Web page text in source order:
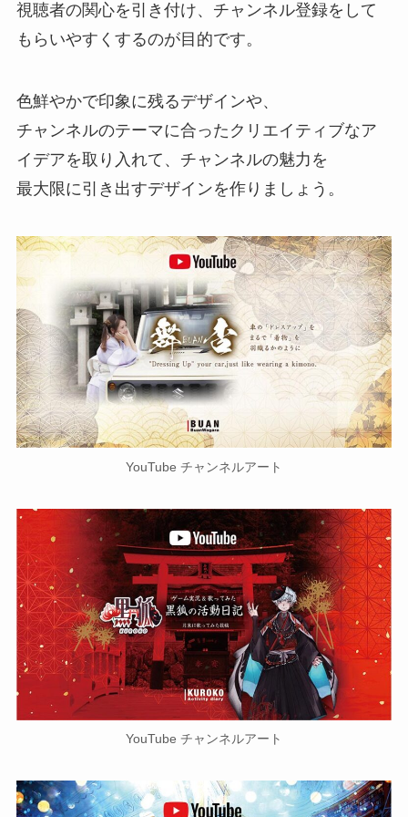
視聴者の関心を引き付け、チャンネル登録をして
もらいやすくするのが目的です。
色鮮やかで印象に残るデザインや、
チャンネルのテーマに合ったクリエイティブなア
イデアを取り入れて、チャンネルの魅力を
最大限に引き出すデザインを作りましょう。
YouTube チャンネルアート
YouTube チャンネルアート